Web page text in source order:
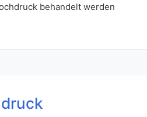
behandelt werden